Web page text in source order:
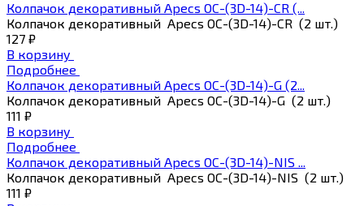
Колпачок декоративный Apecs ОС-(3D-14)-CR (...
Колпачок декоративный Apecs ОС-(3D-14)-CR (2 шт.)
127 ₽
В корзину
Подробнее
Колпачок декоративный Apecs ОС-(3D-14)-G (2...
Колпачок декоративный Apecs ОС-(3D-14)-G (2 шт.)
111 ₽
В корзину
Подробнее
Колпачок декоративный Apecs ОС-(3D-14)-NIS ...
Колпачок декоративный Apecs ОС-(3D-14)-NIS (2 шт.)
111 ₽